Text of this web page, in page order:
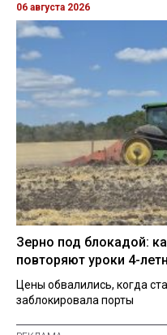
06 августа 2026
Зерно под блокадой:
повторяют уроки 4-
Цены обвалились, когда
заблокировала порты